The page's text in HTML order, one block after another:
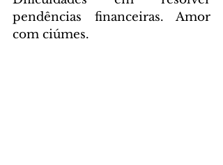
pendências financeiras. Amor
com ciúmes.